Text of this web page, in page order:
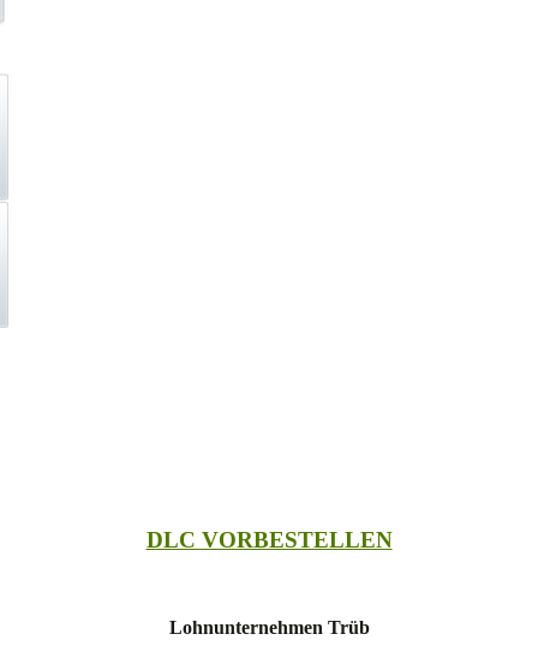
DLC VORBESTELLEN
Lohnunternehmen Trüb